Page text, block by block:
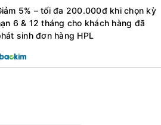
5% – tối đa 200.000đ khi chọn kỳ
6 & 12 tháng cho khách hàng đã
sinh đơn hàng HPL